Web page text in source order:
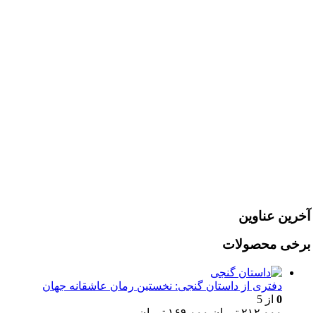
آخرین عناوین
برخی محصولات
دفتری از داستان گنجی: نخستین رمان عاشقانه جهان
0 از 5